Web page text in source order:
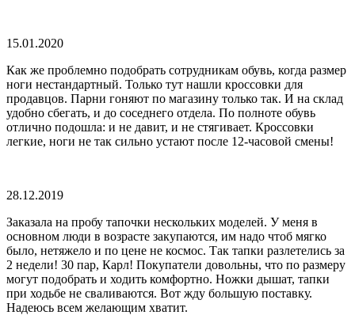
15.01.2020
Как же проблемно подобрать сотрудникам обувь, когда размер
ноги нестандартный. Только тут нашли кроссовки для
продавцов. Парни гоняют по магазину только так. И на склад
удобно сбегать, и до соседнего отдела. По полноте обувь
отлично подошла: и не давит, и не стягивает. Кроссовки
легкие, ноги не так сильно устают после 12-часовой смены!
28.12.2019
Заказала на пробу тапочки нескольких моделей. У меня в
основном люди в возрасте закупаются, им надо чтоб мягко
было, нетяжело и по цене не космос. Так тапки разлетелись за
2 недели! 30 пар, Карл! Покупатели довольны, что по размеру
могут подобрать и ходить комфортно. Ножки дышат, тапки
при ходьбе не сваливаются. Вот жду большую поставку.
Надеюсь всем желающим хватит.